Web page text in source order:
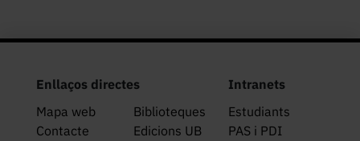
Enllaços directes
Mapa web
Biblioteques
Contacte
Edicions UB
Intranets
Estudiants
PAS i PDI